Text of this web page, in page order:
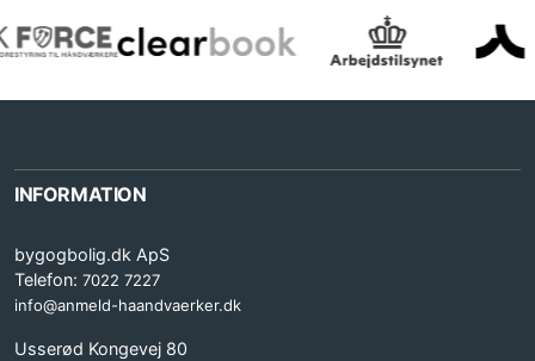
INFORMATION
bygogbolig.dk ApS
Telefon: 7022 7227
info@anmeld-haandvaerker.dk
Usserød Kongevej 80